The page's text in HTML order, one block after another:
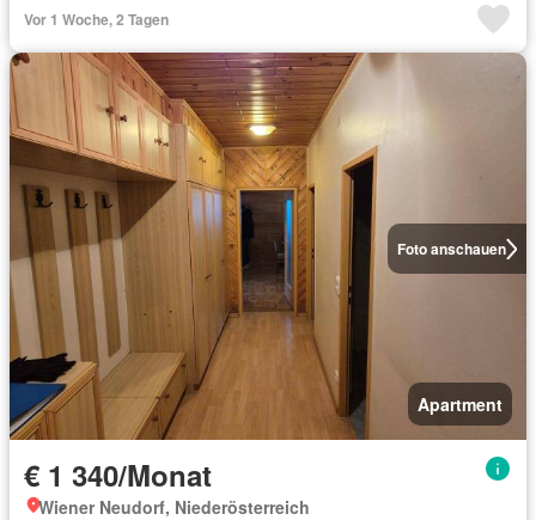
Vor 1 Woche, 2 Tagen
Foto anschauen
Apartment
€ 1 340/Monat
Wiener Neudorf, Niederösterreich